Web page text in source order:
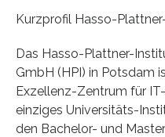
Kurzprofil Hasso-
Das Hasso-Plattner-
GmbH (HPI) in Potsdam
Exzellenz-Zentrum für
einziges Universitäts-
den Bachelor- und